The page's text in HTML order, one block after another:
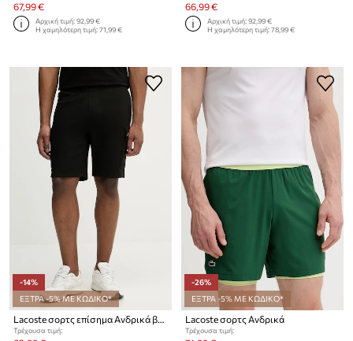
67,99 €
Αρχική τιμή:92,99 €
Η χαμηλότερη τιμή:71,99 €
66,99 €
Αρχική τιμή:92,99 €
Η χαμηλότερη τιμή:78,99 €
-14%
ΕΞΤΡΑ -5% ΜΕ ΚΩΔΙΚΟ*
Lacoste σορτς επίσημα Ανδρικά βαμβακερά
Τρέχουσα τιμή:
-26%
ΕΞΤΡΑ -5% ΜΕ ΚΩΔΙΚΟ*
Lacoste σορτς Ανδρικά
Τρέχουσα τιμή: